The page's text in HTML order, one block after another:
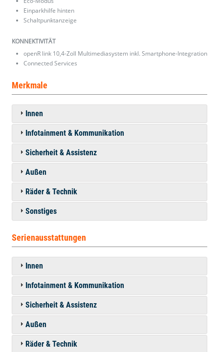
Einparkhilfe hinten
Schaltpunktanzeige
KONNEKTIVITÄT
openR link 10,4-Zoll Multimediasystem inkl. Smartphone-Integration
Connected Services
Merkmale
Innen
Infotainment & Kommunikation
Sicherheit & Assistenz
Außen
Räder & Technik
Sonstiges
Serienausstattungen
Innen
Infotainment & Kommunikation
Sicherheit & Assistenz
Außen
Räder & Technik